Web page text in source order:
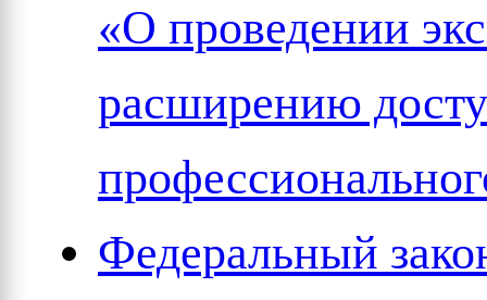
«О проведении
расширению
Федеральный